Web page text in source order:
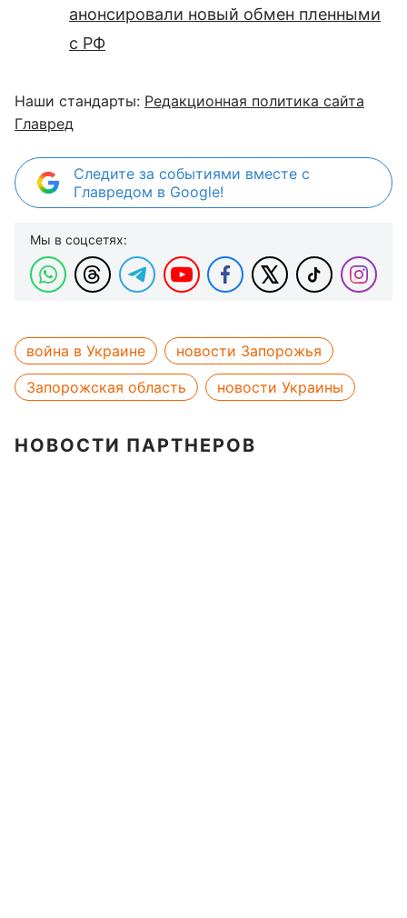
анонсировали новый обмен пленными
с РФ
Наши стандарты: Редакционная политика сайта
Главред
Следите за событиями вместе с
Главредом в Google!
Мы в соцсетях:
война в Украине
новости Запорожья
Запорожская область
новости Украины
НОВОСТИ ПАРТНЕРОВ